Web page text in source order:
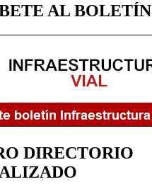
AL BOLETÍN
DIRECTORIO